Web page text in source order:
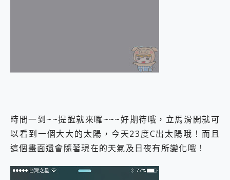
時間一到~~提醒就來囉~~~好期待哦，立馬滑開就可
以看到一個大大的太陽，今天23度C出太陽哦！而且
這個畫面還會隨著現在的天氣及日夜有所變化哦！